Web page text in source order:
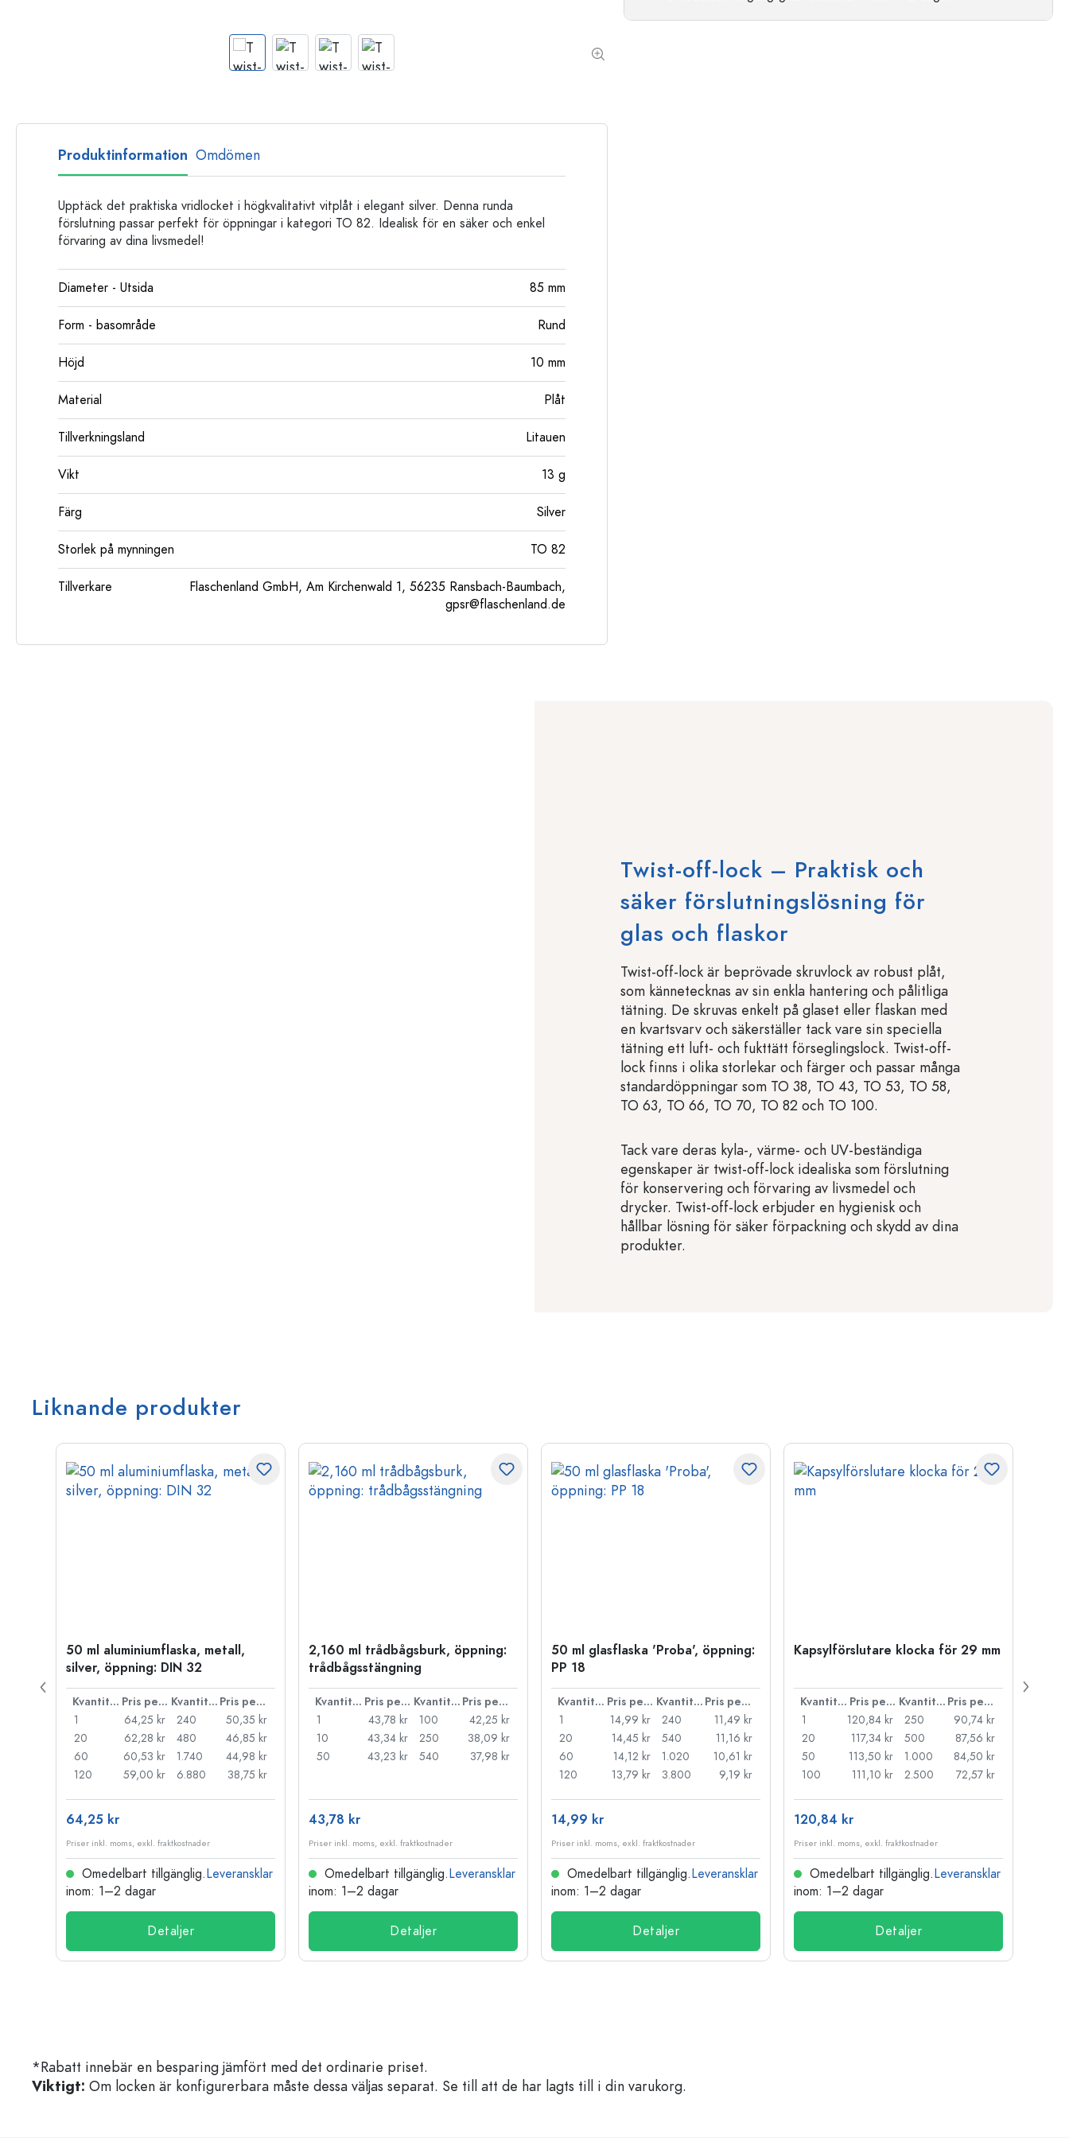
Produktinformation Omdömen
Upptäck det praktiska vridlocket i högkvalitativt vitplåt i elegant silver. Denna runda
förslutning passar perfekt för öppningar i kategori TO 82. Idealisk för en säker och enkel
förvaring av dina livsmedel!
Diameter - Utsida 85 mm
Form - basområde Rund
Höjd 10 mm
Material Plåt
Tillverkningsland Litauen
Vikt 13 g
Färg Silver
Storlek på mynningen TO 82
Tillverkare
Flaschenland GmbH, Am Kirchenwald 1, 56235 Ransbach-Baumbach,
gpsr@flaschenland.de
Twist-off-lock – Praktisk och
säker förslutningslösning för
glas och flaskor
Twist-off-lock är beprövade skruvlock av robust plåt,
som kännetecknas av sin enkla hantering och pålitliga
tätning. De skruvas enkelt på glaset eller flaskan med
en kvartsvarv och säkerställer tack vare sin speciella
tätning ett luft- och fukttätt förseglingslock. Twist-off-
lock finns i olika storlekar och färger och passar många
standardöppningar som TO 38, TO 43, TO 53, TO 58,
TO 63, TO 66, TO 70, TO 82 och TO 100.
Tack vare deras kyla-, värme- och UV-beständiga
egenskaper är twist-off-lock idealiska som förslutning
för konservering och förvaring av livsmedel och
drycker. Twist-off-lock erbjuder en hygienisk och
hållbar lösning för säker förpackning och skydd av dina
produkter.
Liknande produkter
50 ml aluminiumflaska, metall,
silver, öppning: DIN 32
Kvantitet Pris per styck Kvantitet
Pris per styck
1
64,25 kr
20
62,28 kr
60
60,53 kr
120
59,00 kr
240
50,35 kr
480
46,85 kr
1.740
44,98 kr
6.880
38,75 kr
64,25 kr
Priser inkl. moms, exkl. fraktkostnader
Omedelbart tillgänglig.Leveransklar
inom: 1–2 dagar
Detaljer
2,160 ml trådbågsburk, öppning:
trådbågsstängning
Kvantitet Pris per styck Kvantitet
Pris per styck
1
43,78 kr
10
43,34 kr
50
43,23 kr
100
42,25 kr
250
38,09 kr
540
37,98 kr
43,78 kr
Priser inkl. moms, exkl. fraktkostnader
Omedelbart tillgänglig.Leveransklar
inom: 1–2 dagar
Detaljer
50 ml glasflaska 'Proba', öppning:
PP 18
Kvantitet Pris per styck Kvantitet
Pris per styck
1
14,99 kr
20
14,45 kr
60
14,12 kr
120
13,79 kr
240
11,49 kr
540
11,16 kr
1.020
10,61 kr
3.800
9,19 kr
14,99 kr
Priser inkl. moms, exkl. fraktkostnader
Omedelbart tillgänglig.Leveransklar
inom: 1–2 dagar
Detaljer
Kapsylförslutare klocka för 29 mm
Kvantitet Pris per styck Kvantitet
Pris per styck
1
120,84 kr
20
117,34 kr
50
113,50 kr
100
111,10 kr
250
90,74 kr
500
87,56 kr
1.000
84,50 kr
2.500
72,57 kr
120,84 kr
Priser inkl. moms, exkl. fraktkostnader
Omedelbart tillgänglig.Leveransklar
inom: 1–2 dagar
Detaljer
*Rabatt innebär en besparing jämfört med det ordinarie priset.
Viktigt: Om locken är konfigurerbara måste dessa väljas separat. Se till att de har lagts till i din varukorg.